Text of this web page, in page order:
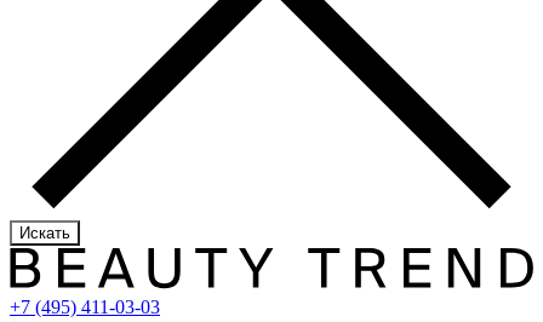
Искать
+7 (495) 411-03-03